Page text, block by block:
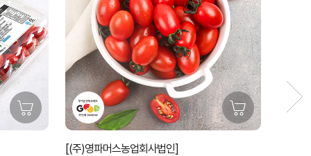
[(주)영파머스농업회사법인]